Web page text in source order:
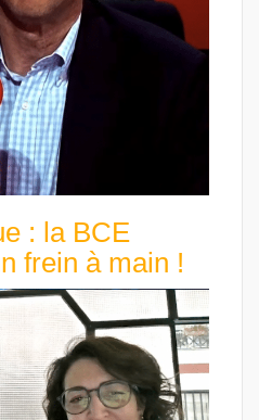
: la BCE
frein à main !